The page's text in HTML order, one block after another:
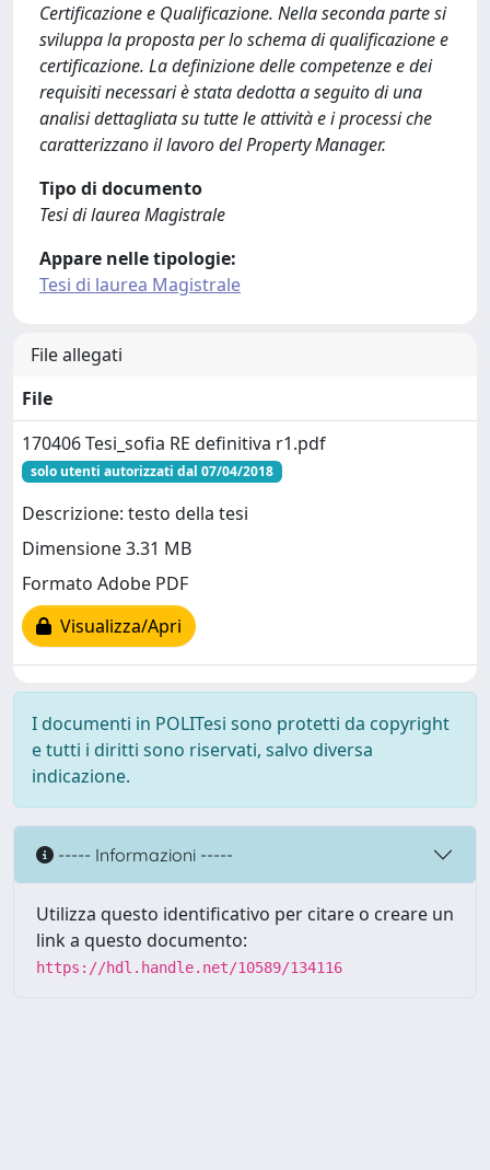
Certificazione e Qualificazione. Nella seconda parte si
sviluppa la proposta per lo schema di qualificazione e
certificazione. La definizione delle competenze e dei
requisiti necessari è stata dedotta a seguito di una
analisi dettagliata su tutte le attività e i processi che
caratterizzano il lavoro del Property Manager.
Tipo di documento
Tesi di laurea Magistrale
Appare nelle tipologie:
Tesi di laurea Magistrale
File allegati
File
170406 Tesi_sofia RE definitiva r1.pdf
solo utenti autorizzati dal 07/04/2018
Descrizione: testo della tesi
Dimensione 3.31 MB
Formato Adobe PDF
Visualizza/Apri
I documenti in POLITesi sono protetti da copyright
e tutti i diritti sono riservati, salvo diversa
indicazione.
----- Informazioni -----
Utilizza questo identificativo per citare o creare un
link a questo documento:
https://hdl.handle.net/10589/134116